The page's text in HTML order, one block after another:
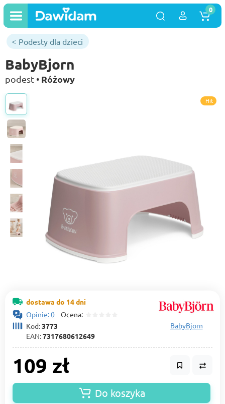
0
Podesty dla dzieci
BabyBjorn
podest • Różowy
Hit
dostawa do 14 dni
Opinie: 0 Ocena:
Kod:3773
EAN:7317680612649
BabyBjorn
109 zł
Do koszyka